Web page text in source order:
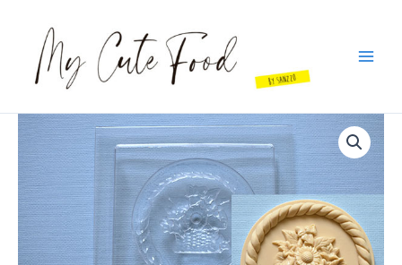
contenu